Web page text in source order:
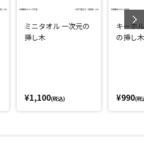
ミニタオル 一次元の
挿し木
¥1,100(税込)
キーホ
の挿し木
¥990(税